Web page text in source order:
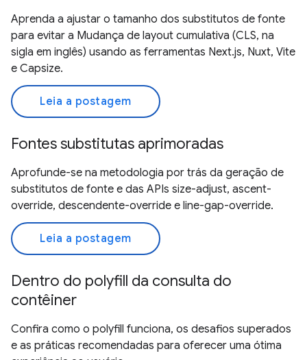
Aprenda a ajustar o tamanho dos substitutos de fonte
para evitar a Mudança de layout cumulativa (CLS, na
sigla em inglês) usando as ferramentas Next.js, Nuxt, Vite
e Capsize.
Leia a postagem
Fontes substitutas aprimoradas
Aprofunde-se na metodologia por trás da geração de
substitutos de fonte e das APIs size-adjust, ascent-
override, descendente-override e line-gap-override.
Leia a postagem
Dentro do polyfill da consulta do
contêiner
Confira como o polyfill funciona, os desafios superados
e as práticas recomendadas para oferecer uma ótima